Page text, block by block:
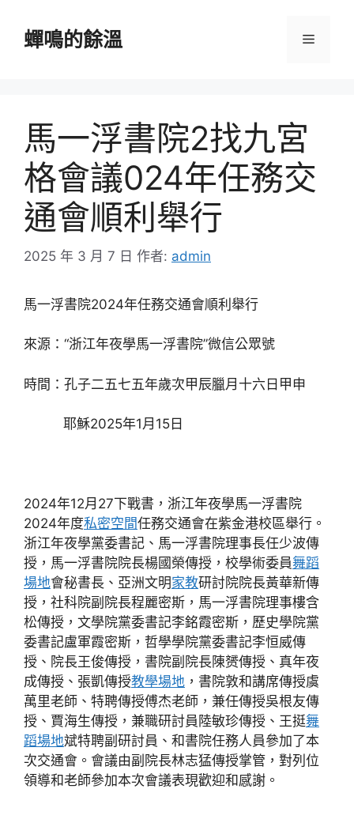
蟬鳴的餘溫 選
馬一浮書院2找九宮
格會議024年任務交
通會順利舉行
2025 年 3 月 7 日 作者: admin
馬一浮書院2024年任務交通會順利舉行
來源：“浙江年夜學馬一浮書院”微信公眾號
時間：孔子二五七五年歲次甲辰臘月十六日甲申
耶穌2025年1月15日
2024年12月27下戰書，浙江年夜學馬一浮書院
2024年度私密空間任務交通會在紫金港校區舉行。
浙江年夜學黨委書記、馬一浮書院理事長任少波傳
授，馬一浮書院院長楊國榮傳授，校學術委員舞蹈
場地會秘書長、亞洲文明家教研討院院長黃華新傳
授，社科院副院長程麗密斯，馬一浮書院理事樓含
松傳授，文學院黨委書記李銘霞密斯，歷史學院黨
委書記盧軍霞密斯，哲學學院黨委書記李恒威傳
授、院長王俊傳授，書院副院長陳赟傳授、真年夜
成傳授、張凱傳授教學場地 ，書院敦和講席傳授虞
萬里老師、特聘傳授傅杰老師，兼任傳授吳根友傳
授、賈海生傳授，兼職研討員陸敏珍傳授、王挺舞
蹈場地斌特聘副研討員、和書院任務人員參加了本
次交通會。會議由副院長林志猛傳授掌管，對列位
領導和老師參加本次會議表現歡迎和感謝。